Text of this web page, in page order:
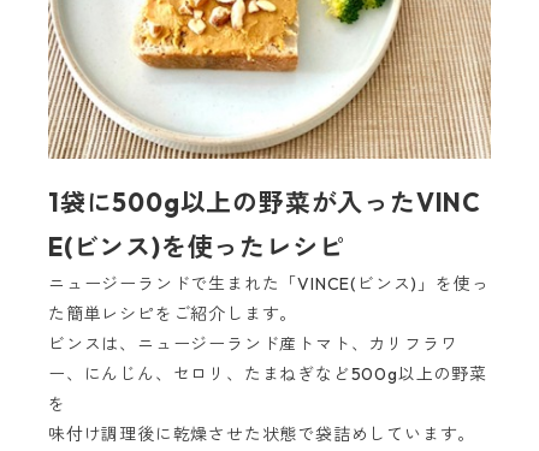
1袋に500g以上の野菜が入ったVINC
E(ビンス)を使ったレシピ
ニュージーランドで生まれた「VINCE(ビンス)」を使っ
た簡単レシピをご紹介します。
ビンスは、ニュージーランド産トマト、カリフラワ
ー、にんじん、セロリ、たまねぎなど500g以上の野菜
を
味付け調理後に乾燥させた状態で袋詰めしています。